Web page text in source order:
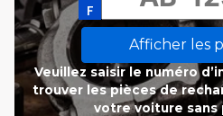
Afficher les
Veuillez saisir le numéro
trouver les pièces de
votre voiture sans